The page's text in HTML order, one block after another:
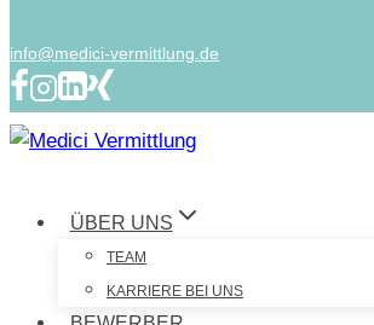
info@medici-vermittlung.de
ÜBER UNS
TEAM
KARRIERE BEI UNS